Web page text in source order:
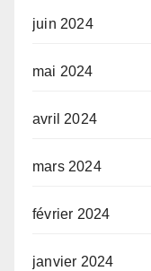
juin 2024
mai 2024
avril 2024
mars 2024
février 2024
janvier 2024